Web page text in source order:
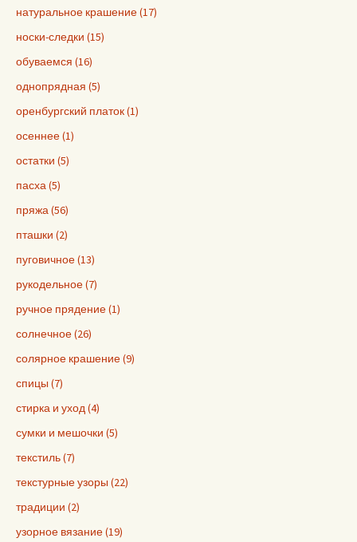
натуральное крашение (17)
носки-следки (15)
обуваемся (16)
однопрядная (5)
оренбургский платок (1)
осеннее (1)
остатки (5)
пасха (5)
пряжа (56)
пташки (2)
пуговичное (13)
рукодельное (7)
ручное прядение (1)
солнечное (26)
солярное крашение (9)
спицы (7)
стирка и уход (4)
сумки и мешочки (5)
текстиль (7)
текстурные узоры (22)
традиции (2)
узорное вязание (19)